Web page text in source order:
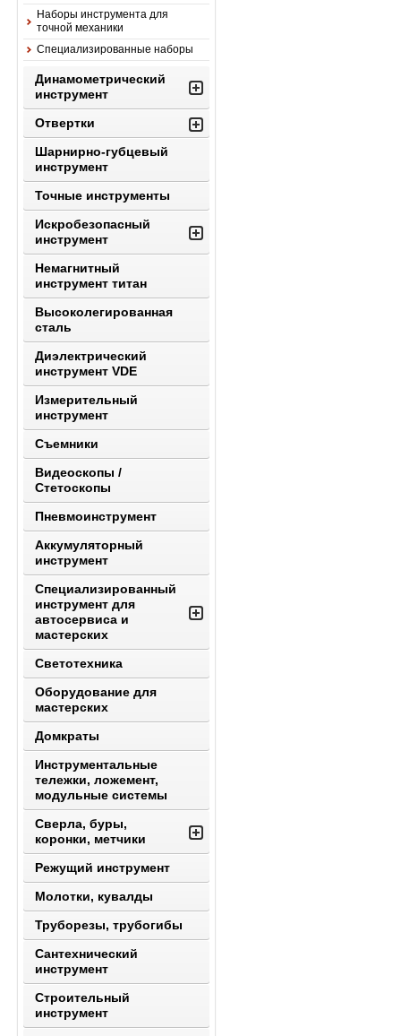
Наборы инструмента для
точной механики
Специализированные наборы
Динамометрический
инструмент
Отвертки
Шарнирно-губцевый
инструмент
Точные инструменты
Искробезопасный
инструмент
Немагнитный
инструмент титан
Высоколегированная
сталь
Диэлектрический
инструмент VDE
Измерительный
инструмент
Съемники
Видеоскопы /
Стетоскопы
Пневмоинструмент
Аккумуляторный
инструмент
Специализированный
инструмент для
автосервиса и
мастерских
Светотехника
Оборудование для
мастерских
Домкраты
Инструментальные
тележки, ложемент,
модульные системы
Сверла, буры,
коронки, метчики
Режущий инструмент
Молотки, кувалды
Труборезы, трубогибы
Сантехнический
инструмент
Строительный
инструмент